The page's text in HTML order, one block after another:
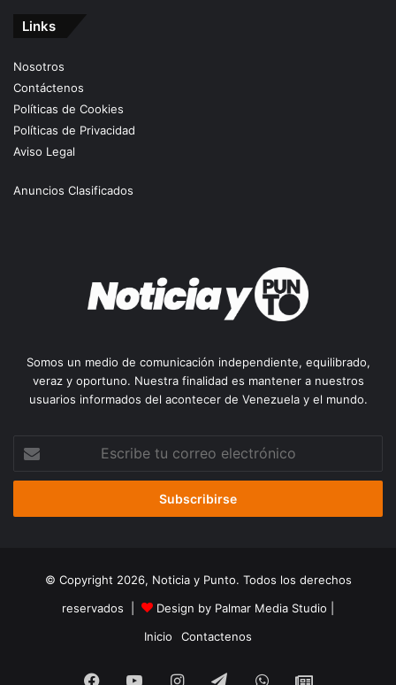
Links
Nosotros
Contáctenos
Políticas de Cookies
Políticas de Privacidad
Aviso Legal
Anuncios Clasificados
Somos un medio de comunicación independiente, equilibrado,
veraz y oportuno. Nuestra finalidad es mantener a nuestros
usuarios informados del acontecer de Venezuela y el mundo.
correo
© Copyright 2026, Noticia y Punto. Todos los derechos
reservados |
Design by Palmar Media Studio
Inicio
Contactenos
Facebook
YouTubeInstagramTelegramWhatsApp
Google